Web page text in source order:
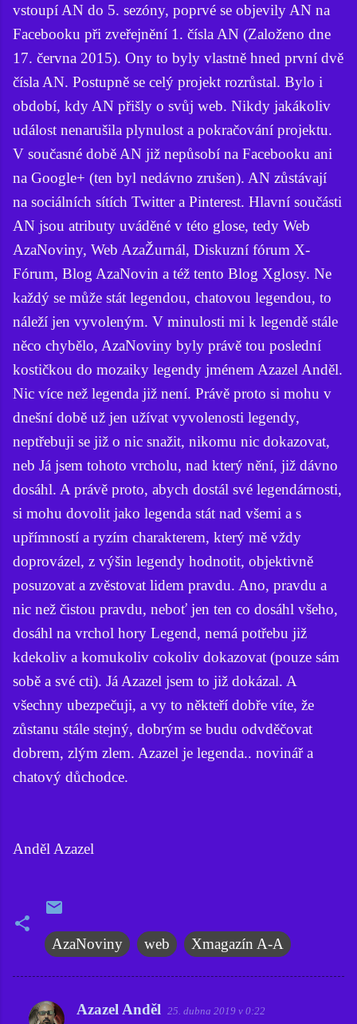
vstoupí AN do 5. sezóny, poprvé se objevily AN na
Facebooku při zveřejnění 1. čísla AN (Založeno dne
17. června 2015). Ony to byly vlastně hned první dvě
čísla AN. Postupně se celý projekt rozrůstal. Bylo i
období, kdy AN přišly o svůj web. Nikdy jakákoliv
událost nenarušila plynulost a pokračování projektu.
V současné době AN již nepůsobí na Facebooku ani
na Google+ (ten byl nedávno zrušen). AN zůstávají
na sociálních sítích Twitter a Pinterest. Hlavní součásti
AN jsou atributy uváděné v této glose, tedy Web
AzaNoviny, Web AzaŽurnál, Diskuzní fórum X-
Fórum, Blog AzaNovin a též tento Blog Xglosy. Ne
každý se může stát legendou, chatovou legendou, to
náleží jen vyvoleným. V minulosti mi k legendě stále
něco chybělo, AzaNoviny byly právě tou poslední
kostičkou do mozaiky legendy jménem Azazel Anděl.
Nic více než legenda již není. Právě proto si mohu v
dnešní době už jen užívat vyvolenosti legendy,
neptřebuji se již o nic snažit, nikomu nic dokazovat,
neb Já jsem tohoto vrcholu, nad který nění, již dávno
dosáhl. A právě proto, abych dostál své legendárnosti,
si mohu dovolit jako legenda stát nad všemi a s
upřímností a ryzím charakterem, který mě vždy
doprovázel, z výšin legendy hodnotit, objektivně
posuzovat a zvěstovat lidem pravdu. Ano, pravdu a
nic než čistou pravdu, neboť jen ten co dosáhl všeho,
dosáhl na vrchol hory Legend, nemá potřebu již
kdekoliv a komukoliv cokoliv dokazovat (pouze sám
sobě a své cti). Já Azazel jsem to již dokázal. A
všechny ubezpečuji, a vy to někteří dobře víte, že
zůstanu stále stejný, dobrým se budu odvděčovat
dobrem, zlým zlem. Azazel je legenda.. novinář a
chatový důchodce.
Anděl Azazel
AzaNoviny web Xmagazín A-A
K
Azazel Anděl 25. dubna 2019 v 0:22